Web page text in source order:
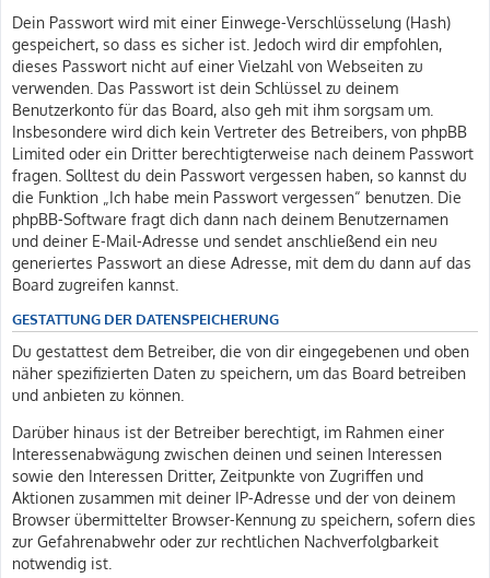
Dein Passwort wird mit einer Einwege-Verschlüsselung (Hash)
gespeichert, so dass es sicher ist. Jedoch wird dir empfohlen,
dieses Passwort nicht auf einer Vielzahl von Webseiten zu
verwenden. Das Passwort ist dein Schlüssel zu deinem
Benutzerkonto für das Board, also geh mit ihm sorgsam um.
Insbesondere wird dich kein Vertreter des Betreibers, von phpBB
Limited oder ein Dritter berechtigterweise nach deinem Passwort
fragen. Solltest du dein Passwort vergessen haben, so kannst du
die Funktion „Ich habe mein Passwort vergessen“ benutzen. Die
phpBB-Software fragt dich dann nach deinem Benutzernamen
und deiner E-Mail-Adresse und sendet anschließend ein neu
generiertes Passwort an diese Adresse, mit dem du dann auf das
Board zugreifen kannst.
GESTATTUNG DER DATENSPEICHERUNG
Du gestattest dem Betreiber, die von dir eingegebenen und oben
näher spezifizierten Daten zu speichern, um das Board betreiben
und anbieten zu können.
Darüber hinaus ist der Betreiber berechtigt, im Rahmen einer
Interessenabwägung zwischen deinen und seinen Interessen
sowie den Interessen Dritter, Zeitpunkte von Zugriffen und
Aktionen zusammen mit deiner IP-Adresse und der von deinem
Browser übermittelter Browser-Kennung zu speichern, sofern dies
zur Gefahrenabwehr oder zur rechtlichen Nachverfolgbarkeit
notwendig ist.